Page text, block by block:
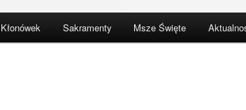
Sakramenty Msze Święte